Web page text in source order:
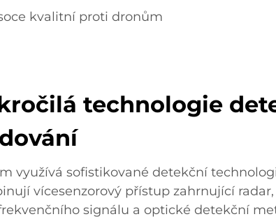
kvalitní proti dronům
technologie
využívá sofistikované detekční
vícesenzorový přístup zahrnující
signálu a optické detekční